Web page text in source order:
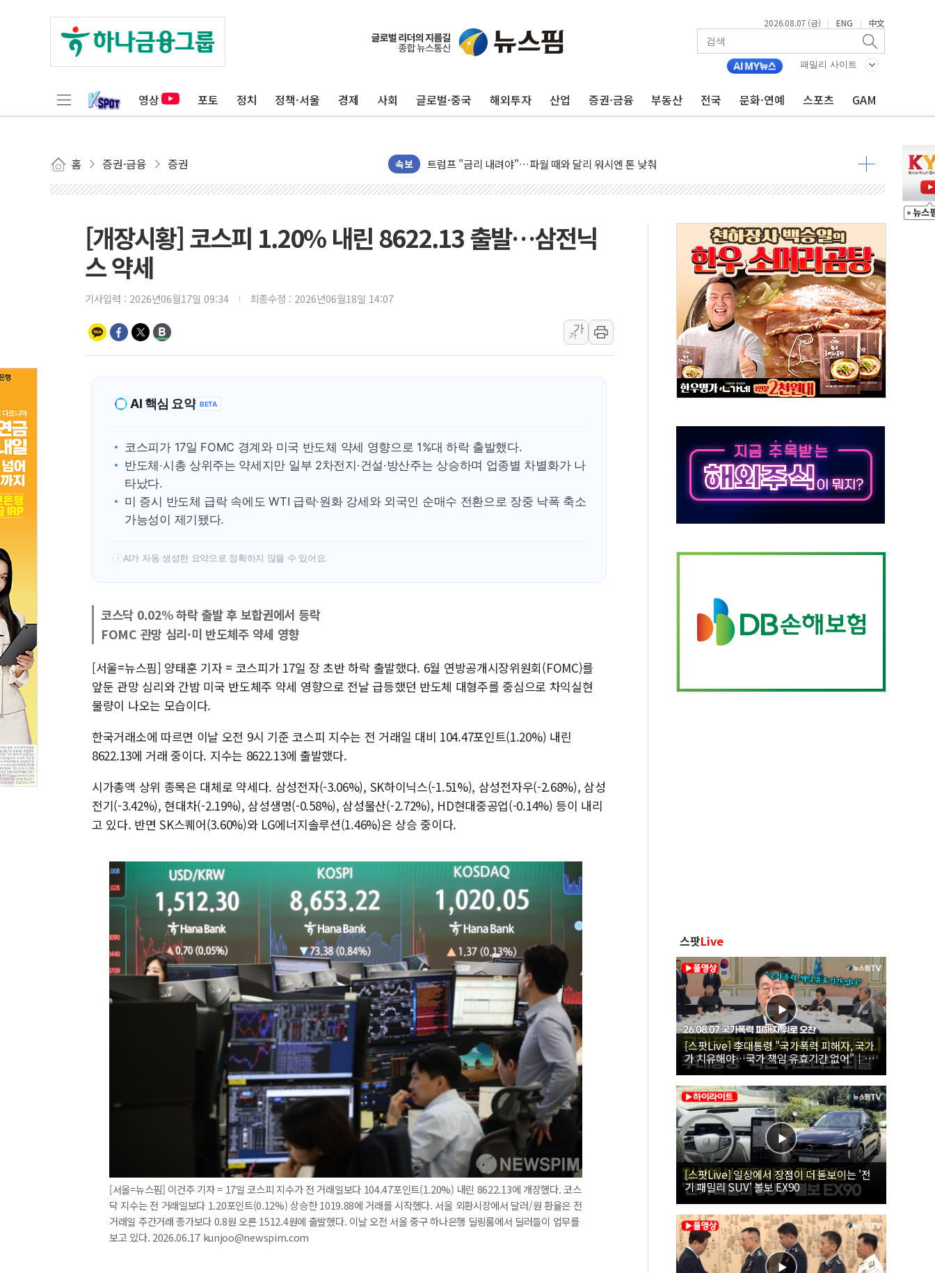
2026.08.07 (금) | ENG | 中文
패밀리 사이트
영상 포토 정치 정책·서울 경제 사회 글로벌·중국 해외투자 산업 증권·금융 부동산 전국 문화·연예 스포츠 GAM
홈 증권·금융 증권 속보
보훈부, 미 DPAA와 MOU… "6·25 미군 실종자 7359명 끝까지 찾겠다"
특정 정치인 측근 포항시 정책특보 내정설...포항시 '시끌'
李 "해남 태양광, 대한민국 다음 100년 밑거름…수도권 집중 완화 전환점"
트럼프, 中 겨냥 폴리실리콘 관세 15% 부과…美 태양광주 급등
[사진] 빈살만과 에르도안의 만남
이란와이어 "이란 최고지도자 위독…곧 사망해도 놀랍지 않아"
남동발전, 해남군에 국내 최대 규모 400MW 태양광 착공…여의도 1.6배 규모
[인도증시] 중동 불안 속 유가 상승에 소폭 하락...금융주 낙폭 커
황희 '폐버스 청년주택' SNS 글 역풍에 "정부정책 아냐" 해명
폭염 누그러지고 가뭄 숙지나...경북동해안권 8~9일 최대 100mm 호우
사우디·튀르키예·파키스탄, '공동방위협정' 체결… 수니파 국가들의 새 안보 협력 구도
신길동 신축도 3.3㎡당 7250만원…써밋 클라비온 59㎡ 18억원대
[코인시황] 비트코인 6만4000달러대 횡보…고래·ETF 매수에도 고유가·금리·입법 지연 '삼중 부담'
[베트남 증시] 유동성 부진 지속, 강보합 마감...석유·가스주 올랐지만 빈그룹이 상쇄
'찜통더위'에 전력수요 역대 최고치 경신…한낮 총수요 104.3GW 기록
[개장시황] 코스피 1.20% 내린 8622.13 출발…삼전닉
스 약세
기사입력 : 2026년06월17일 09:34 최종수정 : 2026년06월18일 14:07
가
가
AI 핵심 요약 BETA
코스피가 17일 FOMC 경계와 미국 반도체 약세 영향으로 1%대 하락 출발했다.
반도체·시총 상위주는 약세지만 일부 2차전지·건설·방산주는 상승하며 업종별 차별화가 나
타났다.
미 증시 반도체 급락 속에도 WTI 급락·원화 강세와 외국인 순매수 전환으로 장중 낙폭 축소
가능성이 제기됐다.
! AI가 자동 생성한 요약으로 정확하지 않을 수 있어요.
코스닥 0.02% 하락 출발 후 보합권에서 등락
FOMC 관망 심리·미 반도체주 약세 영향
[서울=뉴스핌] 양태훈 기자 = 코스피가 17일 장 초반 하락 출발했다. 6월 연방공개시장위원회(FOMC)를
앞둔 관망 심리와 간밤 미국 반도체주 약세 영향으로 전날 급등했던 반도체 대형주를 중심으로 차익실현
물량이 나오는 모습이다.
한국거래소에 따르면 이날 오전 9시 기준 코스피 지수는 전 거래일 대비 104.47포인트(1.20%) 내린
8622.13에 거래 중이다. 지수는 8622.13에 출발했다.
시가총액 상위 종목은 대체로 약세다. 삼성전자(-3.06%), SK하이닉스(-1.51%), 삼성전자우(-2.68%), 삼성
전기(-3.42%), 현대차(-2.19%), 삼성생명(-0.58%), 삼성물산(-2.72%), HD현대중공업(-0.14%) 등이 내리
고 있다. 반면 SK스퀘어(3.60%)와 LG에너지솔루션(1.46%)은 상승 중이다.
[서울=뉴스핌] 이건주 기자 = 17일 코스피 지수가 전 거래일보다 104.47포인트(1.20%) 내린 8622.13에 개장했다. 코스
닥 지수는 전 거래일보다 1.20포인트(0.12%) 상승한 1019.88에 거래를 시작했다. 서울 외환시장에서 달러/원 환율은 전
거래일 주간거래 종가보다 0.8원 오른 1512.4원에 출발했다. 이날 오전 서울 중구 하나은행 딜링룸에서 딜러들이 업무를
보고 있다. 2026.06.17 kunjoo@newspim.com
스팟Live
[스팟Live] 李대통령 "국가폭력 피해자, 국가
가 치유해야…국가 책임 유효기간 없어"｜
26.08.07 국가폭력 피해자 위로 오찬
[스팟Live] 일상에서 장점이 더 돋보이는 '전
기 패밀리 SUV' 볼보 EX90